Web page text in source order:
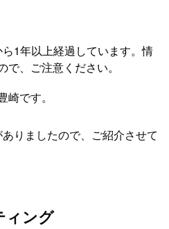
1年以上経過しています。情
、ご注意ください。
です。
りましたので、ご紹介させて
ィング